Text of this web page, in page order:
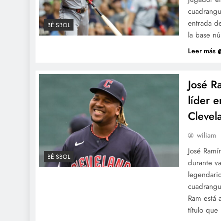
BÉISBOL
entrada
la base
Leer más
BÉISBOL
José
líder
wiliam
José
durante
Ram
título